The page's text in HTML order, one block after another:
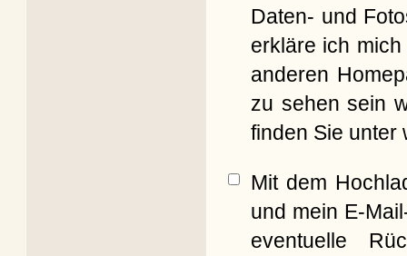
Daten- und
erkläre ich
anderen
zu sehen sein
finden Sie unter
Mit dem
und mein E-
eventuelle